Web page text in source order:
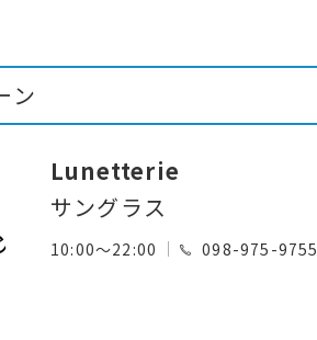
ン
Lunetterie
サングラス
10:00～22:00 098-975-9755